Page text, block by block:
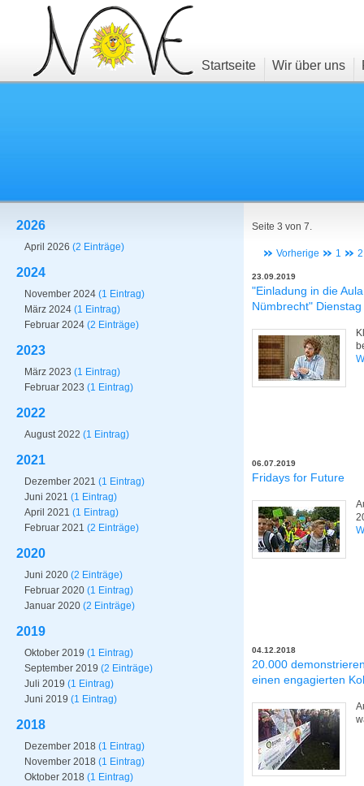
Startseite Wir über uns
2026
April 2026 (2 Einträge)
2024
November 2024 (1 Eintrag)
März 2024 (1 Eintrag)
Februar 2024 (2 Einträge)
2023
März 2023 (1 Eintrag)
Februar 2023 (1 Eintrag)
2022
August 2022 (1 Eintrag)
2021
Dezember 2021 (1 Eintrag)
Juni 2021 (1 Eintrag)
April 2021 (1 Eintrag)
Februar 2021 (2 Einträge)
2020
Juni 2020 (2 Einträge)
Februar 2020 (1 Eintrag)
Januar 2020 (2 Einträge)
2019
Oktober 2019 (1 Eintrag)
September 2019 (2 Einträge)
Juli 2019 (1 Eintrag)
Juni 2019 (1 Eintrag)
2018
Dezember 2018 (1 Eintrag)
November 2018 (1 Eintrag)
Oktober 2018 (1 Eintrag)
Seite 3 von 7.
Vorherige 1 2
23.09.2019
"Einladung in die
Nümbrecht"
06.07.2019
Fridays for Future
04.12.2018
20.000
einen engagierten